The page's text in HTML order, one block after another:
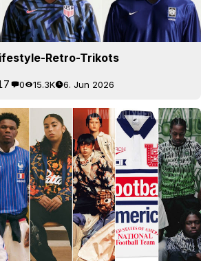
Retro-Trikots
0 15.3K 6. Jun 2026